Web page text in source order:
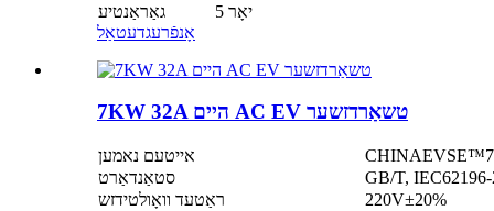
גאַראַנטיע
5 יאָר
אָנפֿרעגדעטאַל
7KW 32A היים AC EV טשאַרדזשער
אייטעם נאמען
סטאַנדאַרט
ראַטעד וואָולטידזש
220V±20%